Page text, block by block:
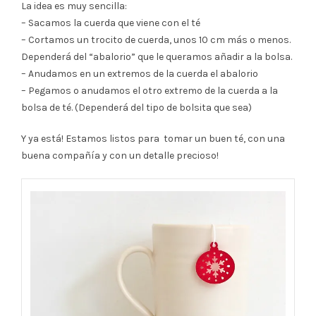
La idea es muy sencilla:
– Sacamos la cuerda que viene con el té
– Cortamos un trocito de cuerda, unos 10 cm más o menos.
Dependerá del “abalorio” que le queramos añadir a la bolsa.
– Anudamos en un extremos de la cuerda el abalorio
– Pegamos o anudamos el otro extremo de la cuerda a la
bolsa de té. (Dependerá del tipo de bolsita que sea)
Y ya está! Estamos listos para tomar un buen té, con una
buena compañía y con un detalle precioso!